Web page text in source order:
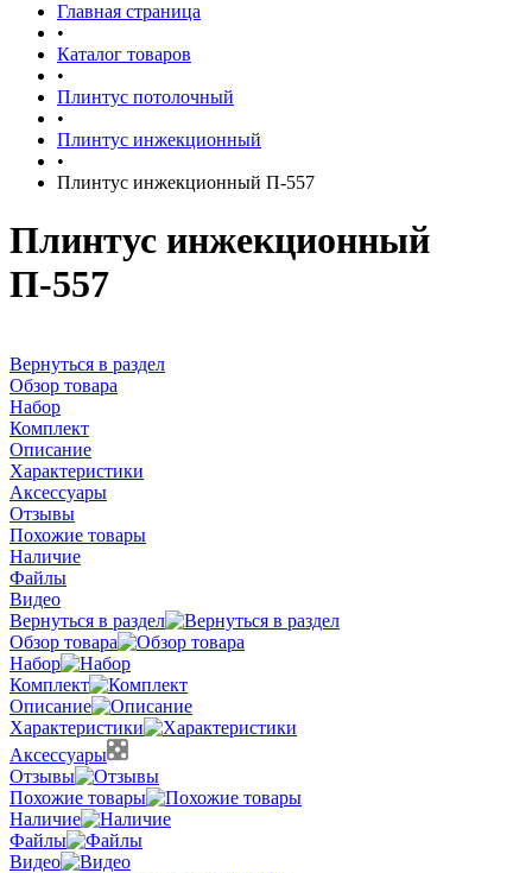
Главная страница
•
Каталог товаров
•
Плинтус потолочный
•
Плинтус инжекционный
•
Плинтус инжекционный П-557
Плинтус инжекционный
П-557
Вернуться в раздел
Обзор товара
Набор
Комплект
Описание
Характеристики
Аксессуары
Отзывы
Похожие товары
Наличие
Файлы
Видео
Вернуться в раздел
Обзор товара
Набор
Комплект
Описание
Характеристики
Аксессуары
Отзывы
Похожие товары
Наличие
Файлы
Видео